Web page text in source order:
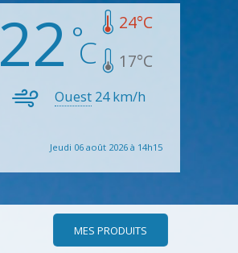
22 24°C
17°C
Ouest 24km/h
Jeudi 06 août 2026 à 14h15
MES PRODUITS